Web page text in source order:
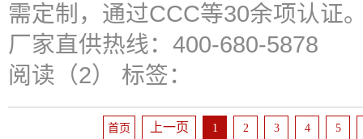
需定制，通过CCC等30余项认证
厂家直供热线：400-680-5878
阅读（2） 标签：
首页 上一页 1 2 3 4 5